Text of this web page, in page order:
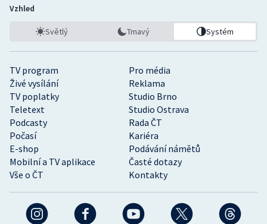
TV program
Pro média
Živé vysílání
Reklama
TV poplatky
Studio Brno
Teletext
Studio Ostrava
Podcasty
Rada ČT
Počasí
Kariéra
E-shop
Podávání námětů
Mobilní a TV aplikace
Časté dotazy
Vše o ČT
Kontakty
Vzhled
Světlý Tmavý Systém